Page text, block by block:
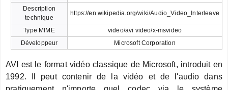
Description
technique
https://en.wikipedia.org/wiki/Audio_Video_Interleave
Type MIME
video/avi video/x-msvideo
Développeur
Microsoft Corporation
AVI est le format vidéo classique de Microsoft, introduit en
1992. Il peut contenir de la vidéo et de l'audio dans